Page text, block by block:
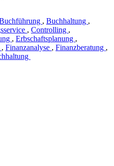
, Buchhaltung ,
, Controlling ,
, Erbschaftsplanung ,
, Finanzanalyse , Finanzberatung ,